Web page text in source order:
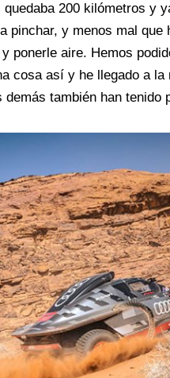
200 kilómetros y
pinchar, y menos mal que
ponerle aire. Hemos
cosa así y he llegado a la
también han tenido